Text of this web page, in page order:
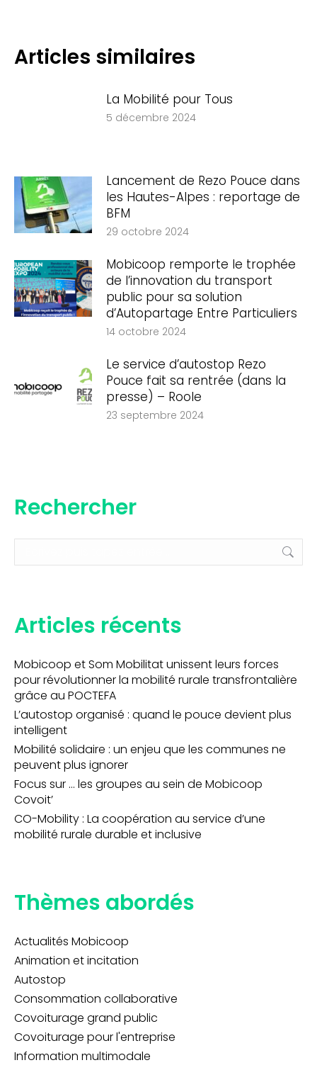
Articles similaires
La Mobilité pour Tous
5 décembre 2024
Lancement de Rezo Pouce dans
les Hautes-Alpes : reportage de
BFM
29 octobre 2024
Mobicoop remporte le trophée
de l’innovation du transport
public pour sa solution
d’Autopartage Entre Particuliers
14 octobre 2024
Le service d’autostop Rezo
Pouce fait sa rentrée (dans la
presse) – Roole
23 septembre 2024
Rechercher
:
Articles récents
Mobicoop et Som Mobilitat unissent leurs forces
pour révolutionner la mobilité rurale transfrontalière
grâce au POCTEFA
L’autostop organisé : quand le pouce devient plus
intelligent
Mobilité solidaire : un enjeu que les communes ne
peuvent plus ignorer
Focus sur … les groupes au sein de Mobicoop
Covoit’
CO-Mobility : La coopération au service d’une
mobilité rurale durable et inclusive
Thèmes abordés
Actualités Mobicoop
Animation et incitation
Autostop
Consommation collaborative
Covoiturage grand public
Covoiturage pour l'entreprise
Information multimodale